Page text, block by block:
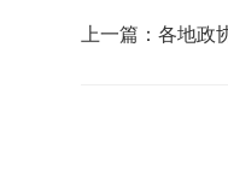
上一篇：各地